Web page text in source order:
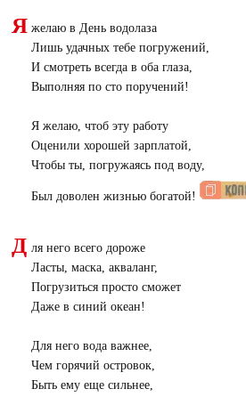
Я желаю в День водолаза
Лишь удачных тебе погружений,
И смотреть всегда в оба глаза,
Выполняя по сто поручений!
Я желаю, чтоб эту работу
Оценили хорошей зарплатой,
Чтобы ты, погружаясь под воду,
Был доволен жизнью богатой!
Д ля него всего дороже
Ласты, маска, акваланг,
Погрузиться просто сможет
Даже в синий океан!
Для него вода важнее,
Чем горячий островок,
Быть ему еще сильнее,